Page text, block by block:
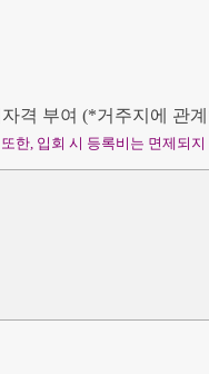
격 부여 (*거주지에 관
한, 입회 시 등록비는 면제되지